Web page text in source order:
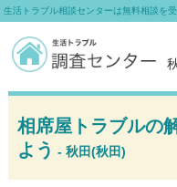
相席屋トラブルの
よう - 秋田(秋田)
生活トラブル相談センターは無料相談を